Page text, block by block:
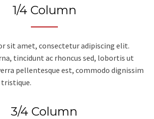
1/4 Column
sit amet, consectetur adipiscing elit.
tincidunt ac rhoncus sed, lobortis ut
pellentesque est, commodo dignissim
tristique.
3/4 Column